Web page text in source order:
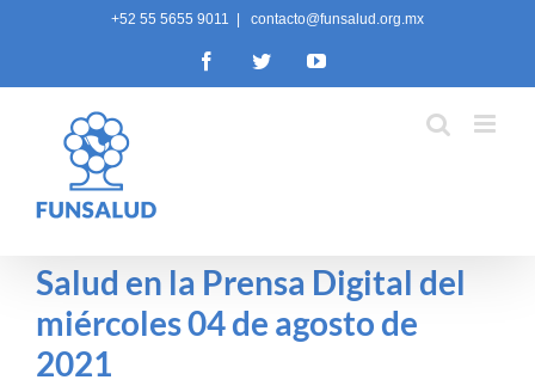
+52 55 5655 9011 contacto@funsalud.org.mx
FacebookTwitterYouTube
Salud en la Prensa Digital del
miércoles 04 de agosto de
2021